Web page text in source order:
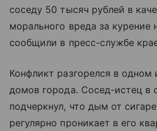
соседу 50 тысяч рублей в
морального вреда за курение
сообщили в пресс-службе
Конфликт разгорелся в одном
домов города. Сосед-истец в
подчеркнул, что дым от
регулярно проникает в его